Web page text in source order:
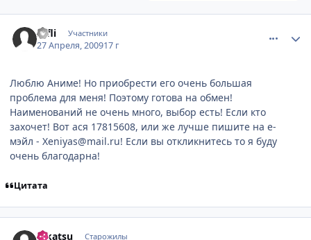
Infli Участники
27 Апреля, 200917 г
Люблю Аниме! Но приобрести его очень большая
проблема для меня! Поэтому готова на обмен!
Наименований не очень много, выбор есть! Если кто
захочет! Вот ася 17815608, или же лучше пишите на е-
мэйл - Xeniyas@mail.ru! Если вы откликнитесь то я буду
очень благодарна!
Цитата
ikkatsu Старожилы